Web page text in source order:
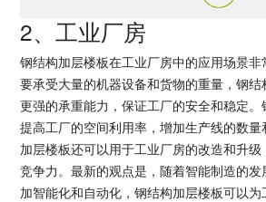
2、工业厂房
钢结构加层楼板在工业厂房中的应用场景
要承受大量的机器设备和货物的重量，钢
更强的承重能力，保证工厂的安全和稳定。
提高工厂的空间利用率，增加生产线的数
加层楼板还可以用于工业厂房的改造和升
竞争力。最新的观点是，随着智能制造的
加智能化和自动化，钢结构加层楼板可以